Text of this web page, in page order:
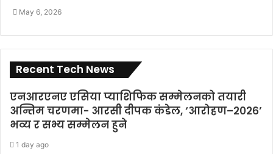
May 6, 2026
Recent Tech News
एनआरएनए एसिया प्याशिफिक सम्मेलनको तयारी
अन्तिम चरणमा- आरसी दीपक कंडेल, ‘आरोहण–२०२६’
भव्य र सभ्य सम्मेलन हुने
1 day ago